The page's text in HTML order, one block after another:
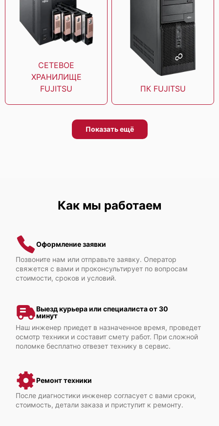
Fujitsu Server Primergy CX1640 M1
Fujitsu Server Primergy CX 600 M1
Fujitsu Primergy TX2560 M2
Fujitsu Primergy TX2560 M1
СЕТЕВОЕ
ХРАНИЛИЩЕ
FUJITSU
ПК FUJITSU
Показать ещё
Как мы работаем
Оформление заявки
Позвоните нам или отправьте заявку. Оператор
свяжется с вами и проконсультирует по вопросам
стоимости, сроков и условий.
Выезд курьера или специалиста от 30
минут
Наш инженер приедет в назначенное время, проведет
осмотр техники и составит смету работ. При сложной
поломке бесплатно отвезет технику в сервис.
Ремонт техники
После диагностики инженер согласует с вами сроки,
стоимость, детали заказа и приступит к ремонту.